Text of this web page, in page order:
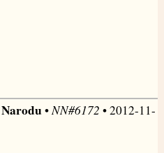
•NN#6172 • 2012-11-